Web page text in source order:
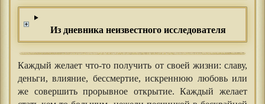
Из дневника неизвестного исследователя
Каждый желает что-то получить от своей жизни: славу,
деньги, влияние, бессмертие, искреннюю любовь или
же совершить прорывное открытие. Каждый желает